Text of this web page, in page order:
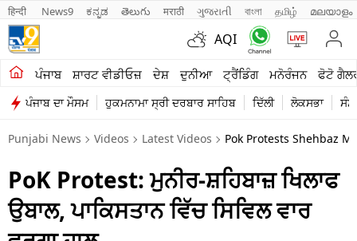
हिन्दी News9 ಕನ್ನಡ తెలుగు मराठी ગુજરાતી বাংলা தமிழ் മലയാളം
AQI
ਪੰਜਾਬ ਸ਼ਾਰਟ ਵੀਡੀਓਜ਼ ਦੇਸ਼ ਦੁਨੀਆ ਟ੍ਰੈਂਡਿੰਗ ਮਨੋਰੰਜਨ ਫੋਟੋ
ਪੰਜਾਬ ਦਾ ਮੌਸਮ ਹੁਕਮਨਾਮਾ ਸ੍ਰੀ ਦਰਬਾਰ ਸਾਹਿਬ ਦਿੱਲੀ ਲੋਕਸਭਾ
ਖੇਤੀਬਾੜੀ
ਸ਼ਾਰਟ ਵੀਡੀਓਜ਼
ਕਾਰੋਬਾਰ
ਕਰਿਅਰ
ਮਨੋਰੰਜਨ
Punjabi News Videos Latest Videos Pok Protests Shehbaz
PoK Protest: ਮੁਨੀਰ-ਸ਼ਹਿਬਾਜ਼ ਖਿਲਾਫ
ਉਬਾਲ, ਪਾਕਿਸਤਾਨ ਵਿੱਚ ਸਿਵਿਲ ਵਾਰ